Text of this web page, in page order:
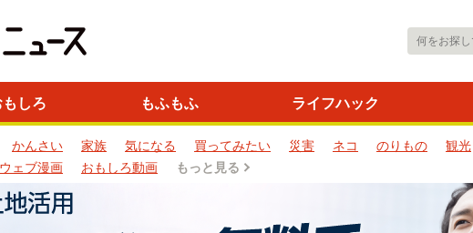
もしろ もふもふ ライフハック
かんさい 家族 気になる 買ってみたい 災害 ネコ のりもの 観光
ウェブ漫画 おもしろ動画 もっと見る